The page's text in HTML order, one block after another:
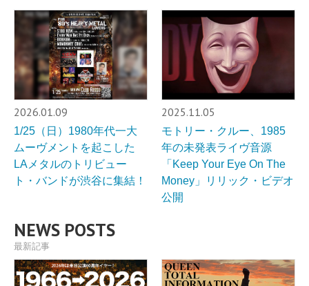
2026.01.09
1/25（日）1980年代一大
ムーヴメントを起こした
LAメタルのトリビュー
ト・バンドが渋谷に集結！
2025.11.05
モトリー・クルー、1985
年の未発表ライヴ音源
「Keep Your Eye On The
Money」リリック・ビデオ
公開
NEWS POSTS
最新記事